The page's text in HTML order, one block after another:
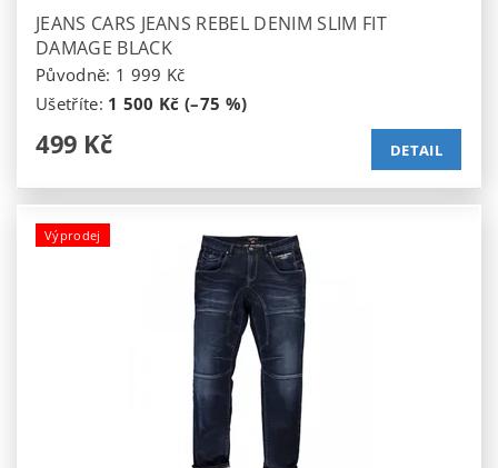
JEANS CARS JEANS REBEL DENIM SLIM FIT
DAMAGE BLACK
Původně: 1 999 Kč
Ušetříte: 1 500 Kč (–75 %)
499 Kč DETAIL
Výprodej